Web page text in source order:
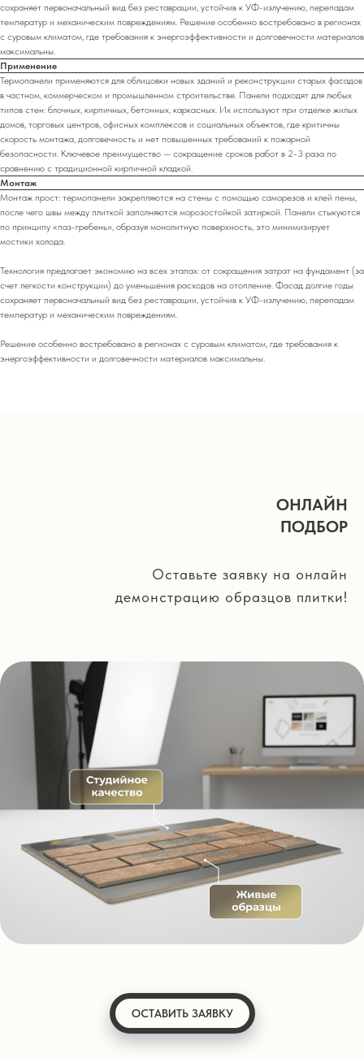
сохраняет первоначальный вид без реставрации, устойчив к УФ-излучению, перепадам
температур и механическим повреждениям. Решение особенно востребовано в регионах
с суровым климатом, где требования к энергоэффективности и долговечности материалов
максимальны.
Применение
Термопанели применяются для облицовки новых зданий и реконструкции старых фасадов
в частном, коммерческом и промышленном строительстве. Панели подходят для любых
типов стен: блочных, кирпичных, бетонных, каркасных. Их используют при отделке жилых
домов, торговых центров, офисных комплексов и социальных объектов, где критичны
скорость монтажа, долговечность и нет повышенных требований к пожарной
безопасности. Ключевое преимущество — сокращение сроков работ в 2-3 раза по
сравнению с традиционной кирпичной кладкой.
Монтаж
Монтаж прост: термопанели закрепляются на стены с помощью саморезов и клей пены,
после чего швы между плиткой заполняются морозостойкой затиркой. Панели стыкуются
по принципу «паз-гребень», образуя монолитную поверхность, это минимизирует
мостики холода.
Технология предлагает экономию на всех этапах: от сокращения затрат на фундамент (за
счет легкости конструкции) до уменьшения расходов на отопление. Фасад долгие годы
сохраняет первоначальный вид без реставрации, устойчив к УФ-излучению, перепадам
температур и механическим повреждениям.
Решение особенно востребовано в регионах с суровым климатом, где требования к
энергоэффективности и долговечности материалов максимальны.
ОНЛАЙН
ПОДБОР
Оставьте заявку на онлайн
демонстрацию образцов плитки!
ОСТАВИТЬ ЗАЯВКУ